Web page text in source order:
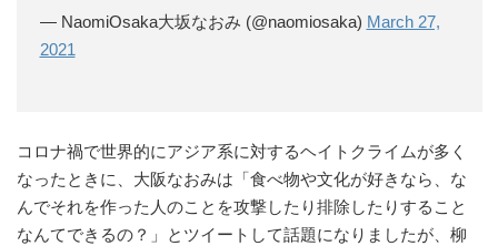
— NaomiOsaka大坂なおみ (@naomiosaka) March 27,
2021
コロナ禍で世界的にアジア系に対するヘイトクライムが多く
なったときに、大阪なおみは「食べ物や文化が好きなら、な
んでそれを作った人のことを攻撃したり排除したりすること
なんてできるの？」とツイートして話題になりましたが、柳